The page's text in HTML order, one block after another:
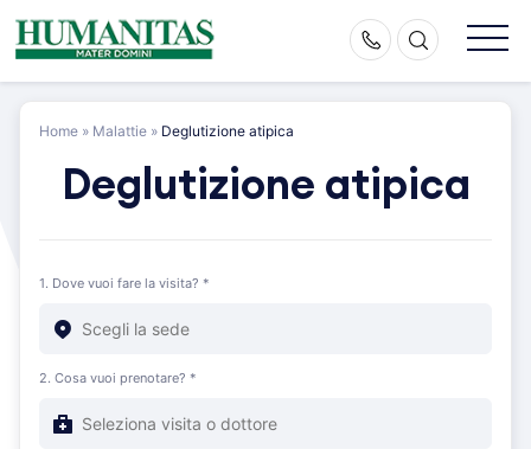
Skip
to
Home » Malattie » Deglutizione atipica
Deglutizione atipica
1. Dove vuoi fare la visita? *
2. Cosa vuoi prenotare? *